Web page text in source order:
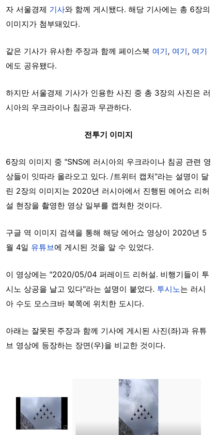
자 서울경제 기사와 함께 게시됐다. 해당 기사에는 총 6장의
이미지가 첨부돼있다.
같은 기사가 유사한 주장과 함께 페이스북 여기, 여기, 여기
에도 공유됐다.
하지만 서울경제 기사가 인용한 사진 중 총 3장의 사진은 러
시아의 우크라이나 침공과 무관하다.
전투기 이미지
6장의 이미지 중 "SNS에 러시아의 우크라이나 침공 관련 영
상들이 잇따라 올라오고 있다. /트위터 캡처"라는 설명이 달
린 2장의 이미지는 2020년 러시아에서 진행된 에어쇼 리허
설 현장을 촬영한 영상 일부를 캡쳐한 것이다.
구글 역 이미지 검색을 통해 해당 에어쇼 영상이 2020년 5
월 4일 유튜브 에 게시된 것을 알 수 있었다.
이 영상에는 "2020/05/04 퍼레이드 리허설. 비행기들이 투
시노 상공을 날고 있다"라는 설명이 붙었다. 투시노는 러시
아 수도 모스크바 북쪽에 위치한 도시다.
아래는 잘못된 주장과 함께 기사에 게시된 사진(좌)과 유튜
브 영상에 등장하는 장면(우)을 비교한 것이다.